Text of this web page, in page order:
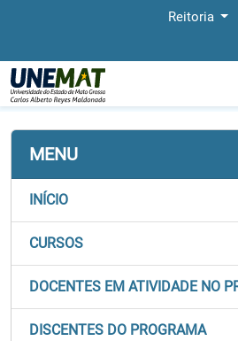
Reitoria
Página Inicial
MENU
INÍCIO
CURSOS
DOCENTES EM ATIVIDADE NO
DISCENTES DO PROGRAMA